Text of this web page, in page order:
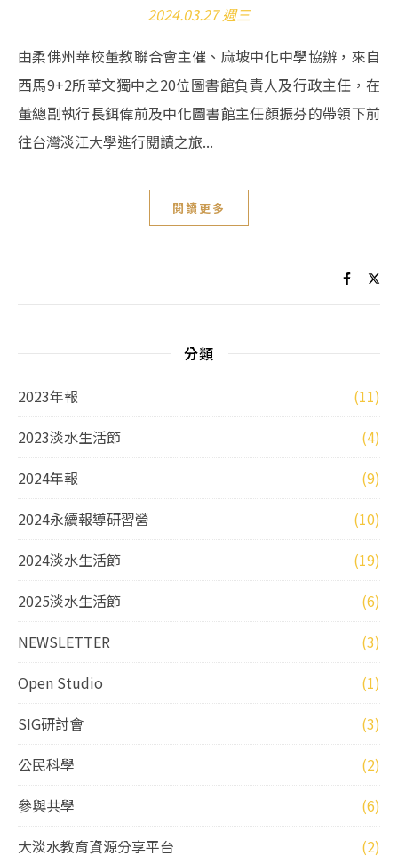
2024.03.27 週三
由柔佛州華校董教聯合會主催、麻坡中化中學協辦，來自
西馬9+2所華文獨中之20位圖書館負責人及行政主任，在
董總副執行長鉺偉前及中化圖書館主任顏振芬的帶領下前
往台灣淡江大學進行閱讀之旅...
閱讀更多
分類
2023年報
(11)
2023淡水生活節
(4)
2024年報
(9)
2024永續報導研習營
(10)
2024淡水生活節
(19)
2025淡水生活節
(6)
NEWSLETTER
(3)
Open Studio
(1)
SIG研討會
(3)
公民科學
(2)
參與共學
(6)
大淡水教育資源分享平台
(2)